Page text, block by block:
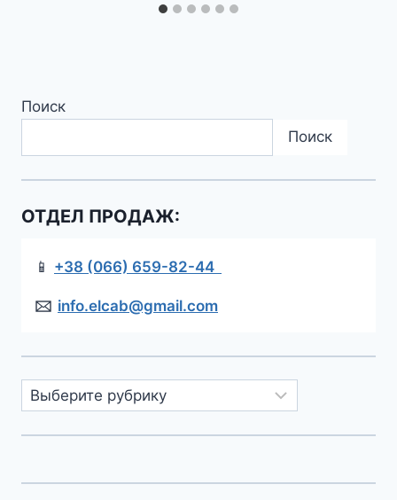
Поиск
Поиск
ОТДЕЛ ПРОДАЖ:
📱 +38 (066) 659-82-44
🖂 info.elcab@gmail.com
Рубрики